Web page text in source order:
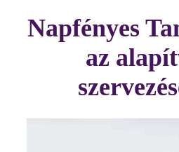
Napfényes
az